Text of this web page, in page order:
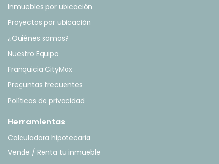
Inmuebles por ubicación
Proyectos por ubicación
¿Quiénes somos?
Nuestro Equipo
Franquicia CityMax
Preguntas frecuentes
Políticas de privacidad
Herramientas
Calculadora hipotecaria
Vende / Renta tu inmueble